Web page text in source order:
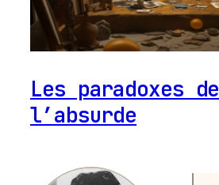
Les paradoxes de
l’absurde